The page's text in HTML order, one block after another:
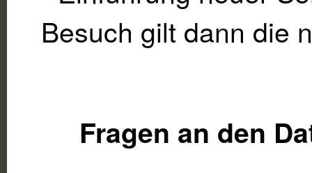
Besuch gilt dann die
Fragen an den